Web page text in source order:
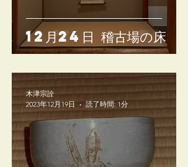
12月24日 稽古場の床
木津宗詮
2023年12月19日
読了時間: 1分